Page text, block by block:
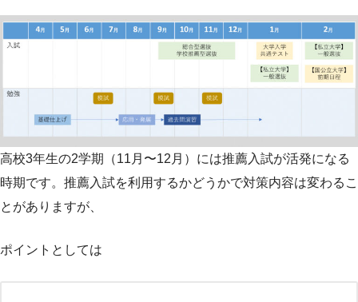
高校3年生の2学期（11月〜12月）には推薦入試が活発になる
時期です。推薦入試を利用するかどうかで対策内容は変わるこ
とがありますが、
ポイントとしては